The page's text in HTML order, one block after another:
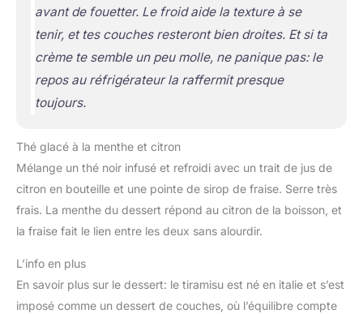
avant de fouetter. Le froid aide la texture à se
tenir, et tes couches resteront bien droites. Et si ta
crème te semble un peu molle, ne panique pas: le
repos au réfrigérateur la raffermit presque
toujours.
Thé glacé à la menthe et citron
Mélange un thé noir infusé et refroidi avec un trait de jus de
citron en bouteille et une pointe de sirop de fraise. Serre très
frais. La menthe du dessert répond au citron de la boisson, et
la fraise fait le lien entre les deux sans alourdir.
L’info en plus
En savoir plus sur le dessert: le tiramisu est né en italie et s’est
imposé comme un dessert de couches, où l’équilibre compte